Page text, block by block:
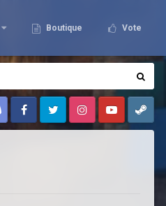
Boutique Vote
FacebookTwitter InstagramYoutubeSteam